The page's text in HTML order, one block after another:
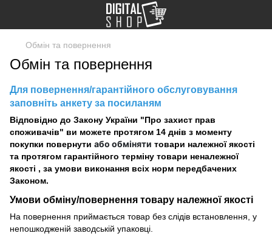
Обмін та повернення
Обмін та повернення
Для повернення/гарантійного обслуговування
заповніть анкету за посиланям
Відповідно до Закону України "Про захист прав
споживачів" ви можете протягом 14 днів з моменту
покупки повернути або обміняти товари належної якості
та протягом гарантійного терміну товари неналежної
якості , за умови виконання всіх норм передбачених
Законом.
Умови обміну/повернення товару належної якості
На повернення приймається товар без слідів встановлення, у
непошкодженій заводській упаковці.